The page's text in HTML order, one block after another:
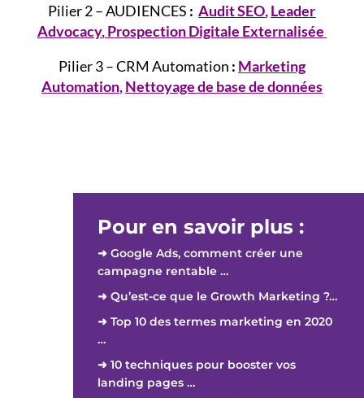
Pilier 2 – AUDIENCES :Audit SEO,Leader
Advocacy,Prospection Digitale Externalisée
Pilier 3 – CRM Automation : Marketing
Automation,Nettoyage de base de données
Pour en savoir plus :
➜ Google Ads, comment créer une
campagne rentable …
➜ Qu’est-ce que le Growth Marketing ?…
➜ Top 10 des termes marketing en 2020
…
➜ 10 techniques pour booster vos
landing pages …